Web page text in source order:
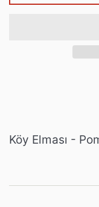
Köy Elması -